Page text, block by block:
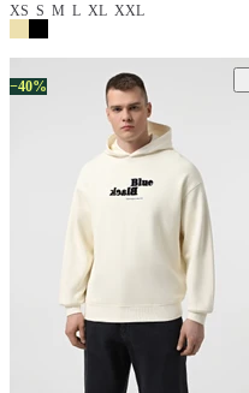
XS S M L XL XXL
−40%